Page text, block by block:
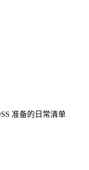
准备的日常清单